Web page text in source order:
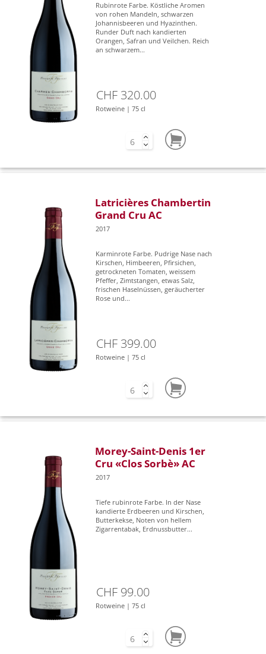
Rubinrote Farbe. Köstliche Aromen
von rohen Mandeln, schwarzen
Johannisbeeren und Hyazinthen.
Runder Duft nach kandierten
Orangen, Safran und Veilchen. Reich
an schwarzem...
CHF 320.00
Rotweine | 75 cl
Latricières Chambertin
Grand Cru AC
2017
Karminrote Farbe. Pudrige Nase nach
Kirschen, Himbeeren, Pfirsichen,
getrockneten Tomaten, weissem
Pfeffer, Zimtstangen, etwas Salz,
frischen Haselnüssen, geräucherter
Rose und...
CHF 399.00
Rotweine | 75 cl
Morey-Saint-Denis 1er
Cru «Clos Sorbè» AC
2017
Tiefe rubinrote Farbe. In der Nase
kandierte Erdbeeren und Kirschen,
Butterkekse, Noten von hellem
Zigarrentabak, Erdnussbutter...
CHF 99.00
Rotweine | 75 cl